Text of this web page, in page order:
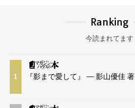
Ranking
今読まれてます
1 『影まで愛して』 — 影山優佳 著